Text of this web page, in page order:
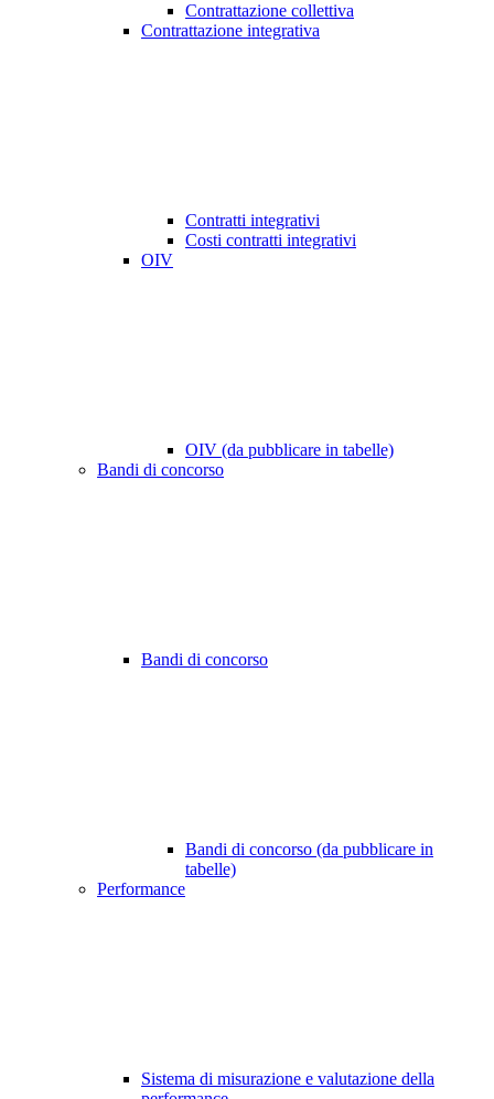
Contrattazione collettiva
Contrattazione integrativa
Contratti integrativi
Costi contratti integrativi
OIV
OIV (da pubblicare in tabelle)
Bandi di concorso
Bandi di concorso
Bandi di concorso (da pubblicare in
tabelle)
Performance
Sistema di misurazione e valutazione della